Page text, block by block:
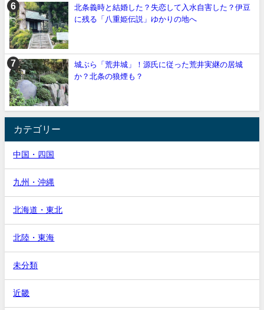
北条義時と結婚した？失恋して入水自害した？伊豆
に残る「八重姫伝説」ゆかりの地へ
城ぶら「荒井城」！源氏に従った荒井実継の居城
か？北条の狼煙も？
カテゴリー
中国・四国
九州・沖縄
北海道・東北
北陸・東海
未分類
近畿